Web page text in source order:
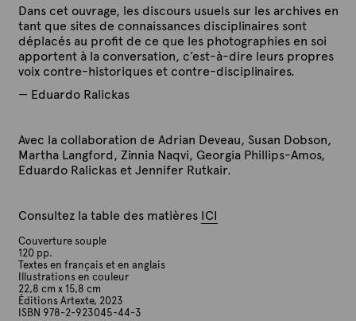
Dans cet ouvrage, les discours usuels sur les archives en
tant que sites de connaissances disciplinaires sont
déplacés au profit de ce que les photographies en soi
apportent à la conversation, c’est-à-dire leurs propres
voix contre-historiques et contre-disciplinaires.
— Eduardo Ralickas
Avec la collaboration de Adrian Deveau, Susan Dobson,
Martha Langford, Zinnia Naqvi, Georgia Phillips-Amos,
Eduardo Ralickas et Jennifer Rutkair.
Consultez la table des matières ICI
Couverture souple
120 pp.
Textes en français et en anglais
Illustrations en couleur
22,8 cm x 15,8 cm
Éditions Artexte, 2023
ISBN 978-2-923045-44-3